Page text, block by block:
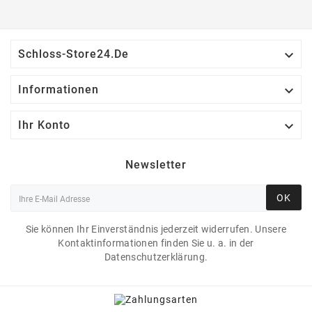
Schloss-Store24.de 
Informationen 
Ihr Konto 
Newsletter
OK
Sie können Ihr Einverständnis jederzeit widerrufen. Unsere
Kontaktinformationen finden Sie u. a. in der
Datenschutzerklärung.